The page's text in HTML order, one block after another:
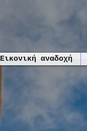
Εικονική αναδοχή